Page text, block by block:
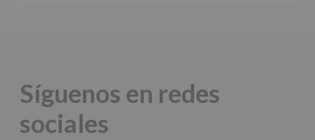
Síguenos en redes
sociales